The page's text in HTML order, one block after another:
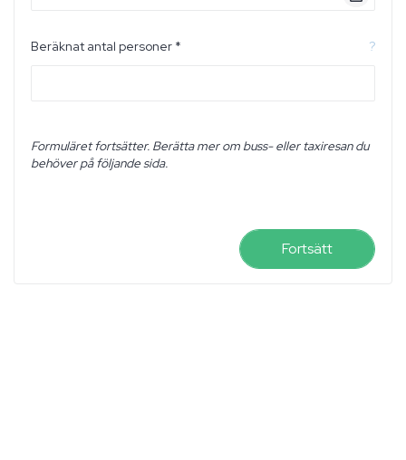
Beräknat antal personer * ?
Formuläret fortsätter. Berätta mer om buss- eller taxiresan du
behöver på följande sida.
Fortsätt